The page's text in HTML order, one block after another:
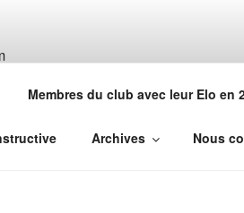
Membres du club avec leur Elo en
Archives Nous